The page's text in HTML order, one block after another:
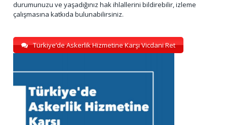
durumunuzu ve yaşadığınız hak ihlallerini bildirebilir, izleme
çalışmasına katkıda bulunabilirsiniz.
Türkiye’de Askerlik Hizmetine Karşı Vicdani Ret